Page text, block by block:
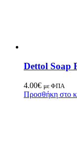
Dettol Soap
4.00€ με ΦΠΑ
Προσθήκη στο